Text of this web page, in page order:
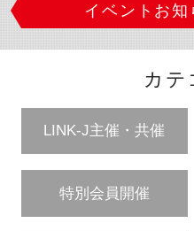
イベントお
カテ
LINK-J主催・共催
特別会員開催